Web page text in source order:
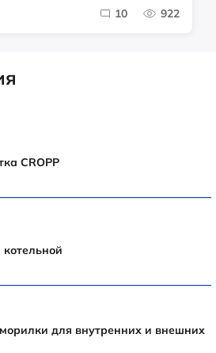
10 922
CROPP
для внутренних и внешних